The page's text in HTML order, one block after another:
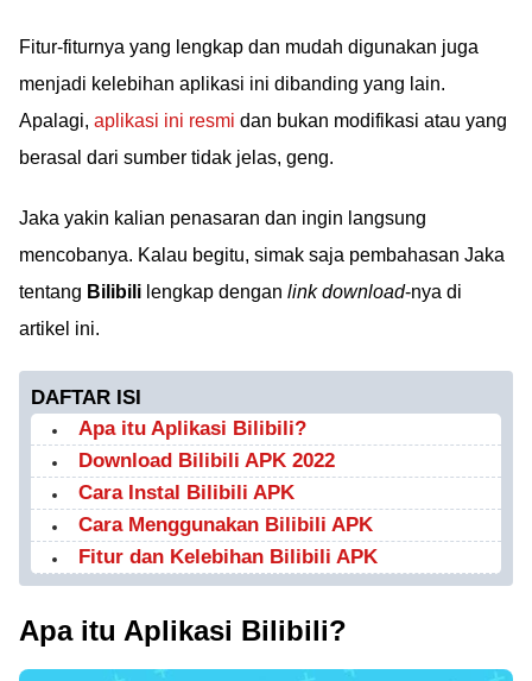
Fitur-fiturnya yang lengkap dan mudah digunakan juga
menjadi kelebihan aplikasi ini dibanding yang lain.
Apalagi, aplikasi ini resmi dan bukan modifikasi atau yang
berasal dari sumber tidak jelas, geng.
Jaka yakin kalian penasaran dan ingin langsung
mencobanya. Kalau begitu, simak saja pembahasan Jaka
tentang Bilibili lengkap dengan link download-nya di
artikel ini.
DAFTAR ISI
Apa itu Aplikasi Bilibili?
Download Bilibili APK 2022
Cara Instal Bilibili APK
Cara Menggunakan Bilibili APK
Fitur dan Kelebihan Bilibili APK
Apa itu Aplikasi Bilibili?